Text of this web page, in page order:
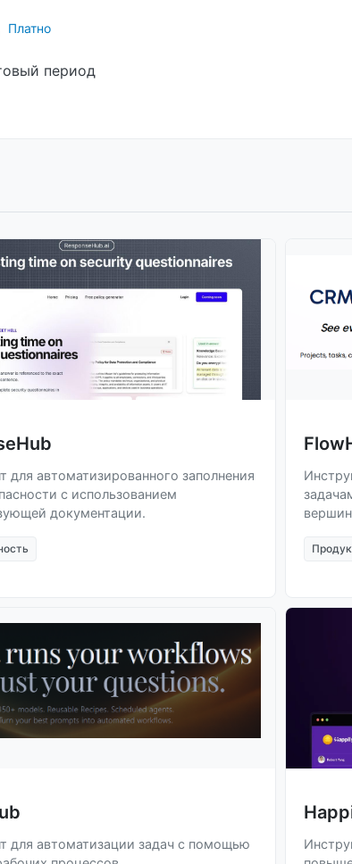
Платно
период
для автоматизированного заполнения
с использованием
документации.
для автоматизации задач с помощью